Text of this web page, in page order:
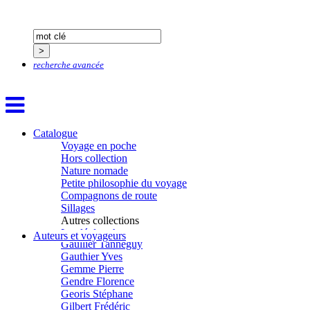
recherche avancée
Catalogue
Voyage en poche
Hors collection
Nature nomade
Petite philosophie du voyage
Compagnons de route
Sillages
Autres collections
La clé des champs
Chemins d’étoiles
Visions
Auteurs et voyageurs
Ducret Nicolas
Dugast Stéphane
Edwards Richard
Fontaine Benoît
Foucard Marie
Fradin Patrick
Fraisse Thomas
François Valérie
Fuligni Bruno
Gana Frédéric
Garcia Antoine
Garde François
Gaullier Tanneguy
Gauthier Yves
Gemme Pierre
Gendre Florence
Georis Stéphane
Gilbert Frédéric